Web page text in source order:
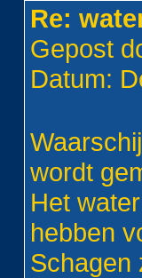
Re:
Gepost
Datum:
wordt
Het
hebben
Schagen